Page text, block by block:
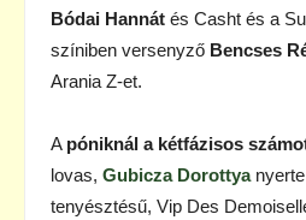
Bódai Hannát és Casht és a
színiben versenyző Bencses
Arania Z-et.
A póniknál a kétfázisos
lovas, Gubicza Dorottyanyerte
tenyésztésű, Vip Des